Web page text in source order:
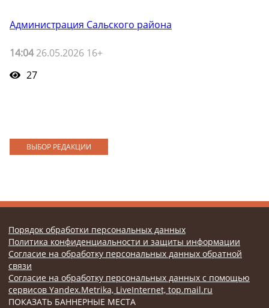
Администрация Сальского района
14:0426.05.2026 16+
27
ВЫБОР РЕДАКЦИИ
Порядок обработки персональных данных
Политика конфиденциальности и защиты информации
Согласие на обработку персональных данных обратной
связи
Согласие на обработку персональных данных с помощью
сервисов Yandex.Metrika, LiveInternet, top.mail.ru
ПОКАЗАТЬ БАННЕРНЫЕ МЕСТА